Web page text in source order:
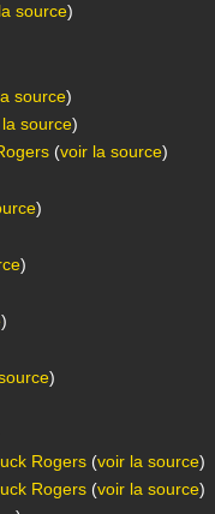
source)
source)
source)
(voir la source)
)
)
)
)
Rogers (voir la source)
Rogers (voir la source)